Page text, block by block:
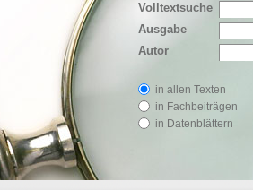
Volltextsuche
Ausgabe
Autor
in allen Texten
in Fachbeiträgen
in Datenblättern